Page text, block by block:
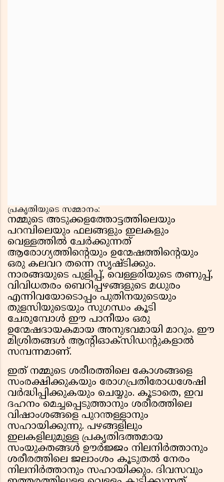
പ്രകൃതിയുടെ സമ്മാനം:
നമ്മുടെ അടുക്കളത്തോട്ടത്തിലെയും
പറമ്പിലെയും ഫലങ്ങളും ഇലകളും
വെള്ളത്തിൽ ചേർക്കുന്നത്
ആരോഗ്യത്തിന്റെയും ഉന്മേഷത്തിന്റെയും
ഒരു കലവറ തന്നെ സൃഷ്ടിക്കും.
നാരങ്ങയുടെ പുളിപ്പ്, വെള്ളരിയുടെ തണുപ്പ്,
വിവിധതരം ബെറിപ്പഴങ്ങളുടെ മധുരം
എന്നിവയോടൊപ്പം പുതിനയുടെയും
തുളസിയുടെയും സുഗന്ധം കൂടി
ചേരുമ്പോൾ ഈ പാനീയം ഒരു
ഉന്മേഷദായകമായ അനുഭവമായി മാറും. ഈ
മിശ്രിതങ്ങൾ ആന്റിഓക്‌സിഡന്റുകളാൽ
സമ്പന്നമാണ്.
ഇത് നമ്മുടെ ശരീരത്തിലെ കോശങ്ങളെ
സംരക്ഷിക്കുകയും രോഗപ്രതിരോധശേഷി
വർദ്ധിപ്പിക്കുകയും ചെയ്യും. കൂടാതെ, ഇവ
ദഹനം മെച്ചപ്പെടുത്താനും ശരീരത്തിലെ
വിഷാംശങ്ങളെ പുറന്തള്ളാനും
സഹായിക്കുന്നു. പഴങ്ങളിലും
ഇലകളിലുമുള്ള പ്രകൃതിദത്തമായ
സംയുക്തങ്ങൾ ഊർജ്ജം നിലനിർത്താനും
ശരീരത്തിലെ ജലാംശം കൂടുതൽ നേരം
നിലനിർത്താനും സഹായിക്കും. ദിവസവും